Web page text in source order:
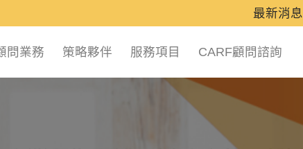
最新消息
問業務 策略夥伴 服務項目 CARF顧問諮詢